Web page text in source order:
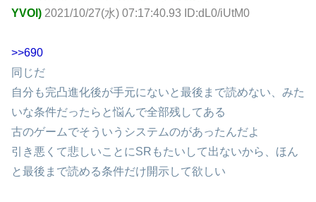
YVOl) 2021/10/27(水) 07:17:40.93 ID:dL0/iUtM0
>>690
同じだ
自分も完凸進化後が手元にないと最後まで読めない、みた
いな条件だったらと悩んで全部残してある
古のゲームでそういうシステムのがあったんだよ
引き悪くて悲しいことにSRもたいして出ないから、ほん
と最後まで読める条件だけ開示して欲しい